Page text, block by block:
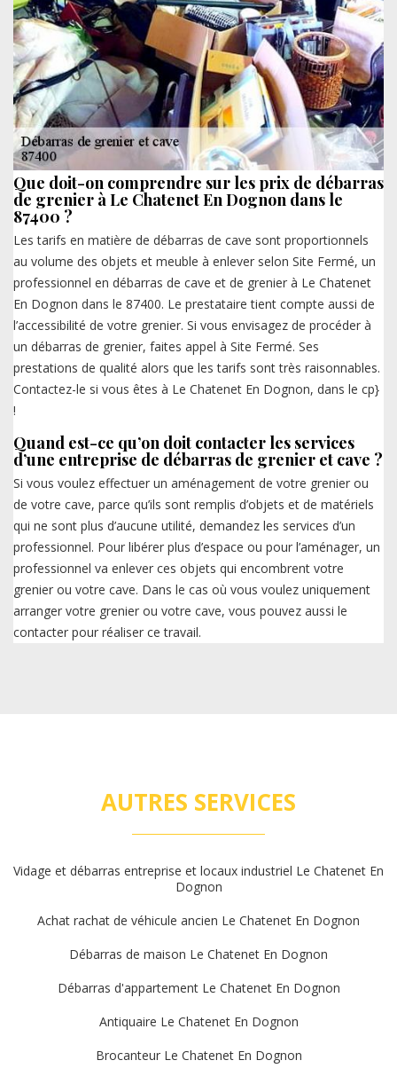
Que doit-on comprendre sur les prix de débarras
de grenier à Le Chatenet En Dognon dans le
87400 ?
Les tarifs en matière de débarras de cave sont proportionnels
au volume des objets et meuble à enlever selon Site Fermé, un
professionnel en débarras de cave et de grenier à Le Chatenet
En Dognon dans le 87400. Le prestataire tient compte aussi de
l’accessibilité de votre grenier. Si vous envisagez de procéder à
un débarras de grenier, faites appel à Site Fermé. Ses
prestations de qualité alors que les tarifs sont très raisonnables.
Contactez-le si vous êtes à Le Chatenet En Dognon, dans le cp}
!
Quand est-ce qu’on doit contacter les services
d’une entreprise de débarras de grenier et cave ?
Si vous voulez effectuer un aménagement de votre grenier ou
de votre cave, parce qu’ils sont remplis d’objets et de matériels
qui ne sont plus d’aucune utilité, demandez les services d’un
professionnel. Pour libérer plus d’espace ou pour l’aménager, un
professionnel va enlever ces objets qui encombrent votre
grenier ou votre cave. Dans le cas où vous voulez uniquement
arranger votre grenier ou votre cave, vous pouvez aussi le
contacter pour réaliser ce travail.
AUTRES SERVICES
Vidage et débarras entreprise et locaux industriel Le Chatenet En
Dognon
Achat rachat de véhicule ancien Le Chatenet En Dognon
Débarras de maison Le Chatenet En Dognon
Débarras d'appartement Le Chatenet En Dognon
Antiquaire Le Chatenet En Dognon
Brocanteur Le Chatenet En Dognon